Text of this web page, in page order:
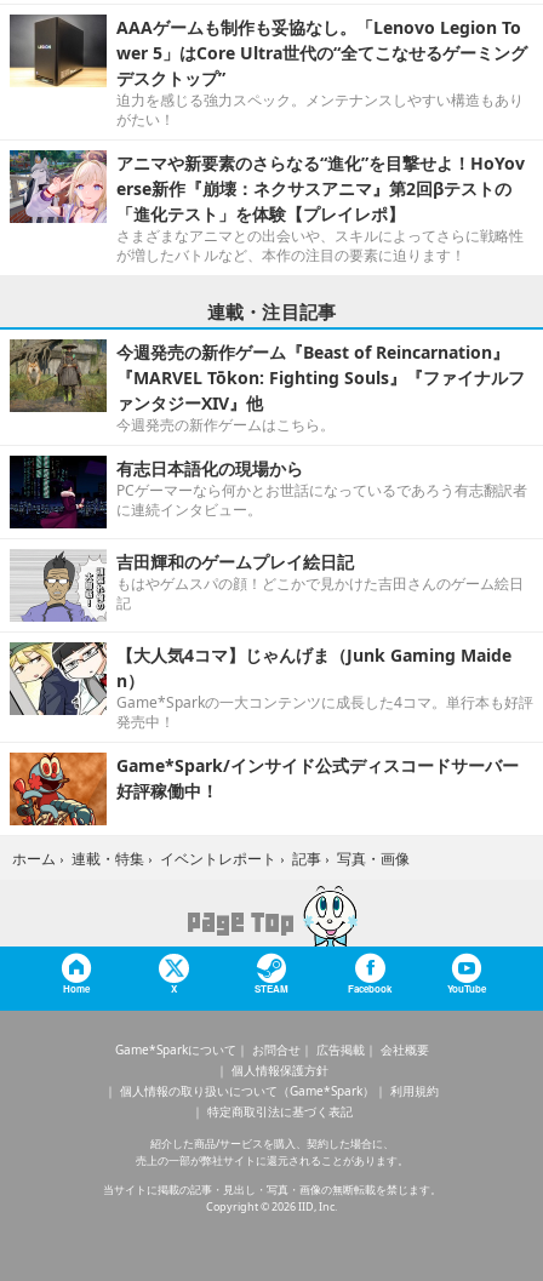
AAAゲームも制作も妥協なし。「Lenovo Legion To
wer 5」はCore Ultra世代の“全てこなせるゲーミング
デスクトップ”
迫力を感じる強力スペック。メンテナンスしやすい構造もあり
がたい！
アニマや新要素のさらなる“進化”を目撃せよ！HoYov
erse新作『崩壊：ネクサスアニマ』第2回βテストの
「進化テスト」を体験【プレイレポ】
さまざまなアニマとの出会いや、スキルによってさらに戦略性
が増したバトルなど、本作の注目の要素に迫ります！
連載・注目記事
今週発売の新作ゲーム『Beast of Reincarnation』
『MARVEL Tōkon: Fighting Souls』『ファイナルフ
ァンタジーXIV』他
今週発売の新作ゲームはこちら。
有志日本語化の現場から
PCゲーマーなら何かとお世話になっているであろう有志翻訳者
に連続インタビュー。
吉田輝和のゲームプレイ絵日記
もはやゲムスパの顔！どこかで見かけた吉田さんのゲーム絵日
記
【大人気4コマ】じゃんげま（Junk Gaming Maide
n）
Game*Sparkの一大コンテンツに成長した4コマ。単行本も好評
発売中！
Game*Spark/インサイド公式ディスコードサーバー
好評稼働中！
ホーム › 連載・特集 › イベントレポート › 記事 › 写真・画像
Home X STEAM Facebook YouTube
Game*Sparkについて お問合せ 広告掲載
会社概要
個人情報保護方針
個人情報の取り扱いについて（Game*Spark）
利用規約
特定商取引法に基づく表記
紹介した商品/サービスを購入、契約した場合に、
売上の一部が弊社サイトに還元されることがあります。
当サイトに掲載の記事・見出し・写真・画像の無断転載を禁じます。
Copyright © 2026 IID, Inc.